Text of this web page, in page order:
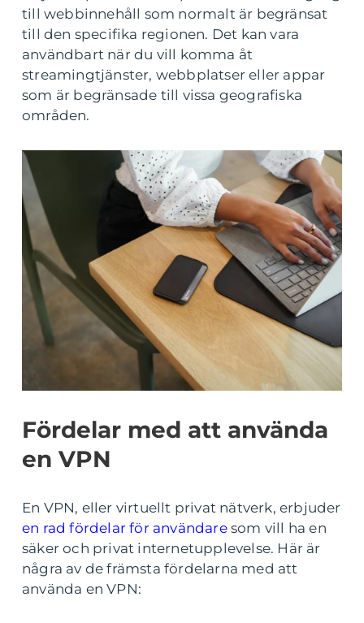
till webbinnehåll som normalt är begränsat
till den specifika regionen. Det kan vara
användbart när du vill komma åt
streamingtjänster, webbplatser eller appar
som är begränsade till vissa geografiska
områden.
Fördelar med att använda
en VPN
En VPN, eller virtuellt privat nätverk, erbjuder
en rad fördelar för användaresom vill ha en
säker och privat internetupplevelse. Här är
några av de främsta fördelarna med att
använda en VPN: